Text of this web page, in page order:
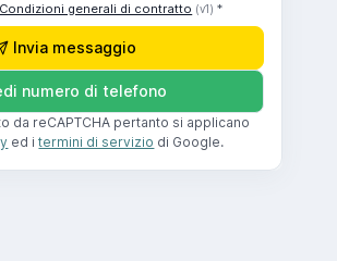
Condizioni generali di contratto (v1) *
Invia messaggio
numero di telefono
da reCAPTCHA pertanto si applicano
ed itermini di servizio di Google.